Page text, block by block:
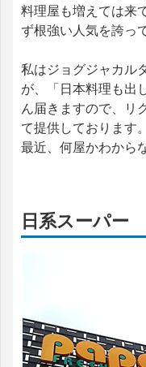
料理屋も増えては来
ず根強い人気を誇っ
私はジョグジャカル
が、「日本料理も出
ん届きますので、リ
て提供しております。
最近、何屋かわから
日系スーパー